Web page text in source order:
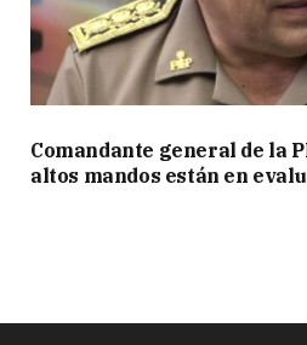
Comandante general de la
altos mandos están en